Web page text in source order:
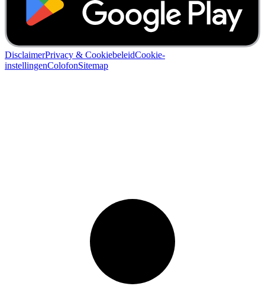
DisclaimerPrivacy & CookiebeleidCookie-
instellingenColofonSitemap